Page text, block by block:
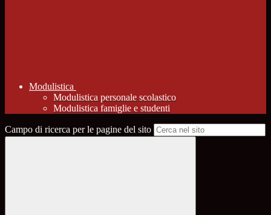
Modulistica
Modulistica personale scolastico
Modulistica famiglie e studenti
Campo di ricerca per le pagine del sito